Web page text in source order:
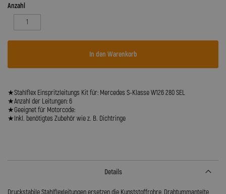
Anzahl
In den Warenkorb
★Stahlflex Einspritzleitungs Kit für: Mercedes S-Klasse W126 280 SEL
★Anzahl der Leitungen: 6
★Geeignet für Motorcode:
★Inkl. benötigtes Zubehör wie z. B. Dichtringe
Details
Druckstabile Stahlflexleitungen ersetzen die Kunststoffrohre, Drahtummantelte